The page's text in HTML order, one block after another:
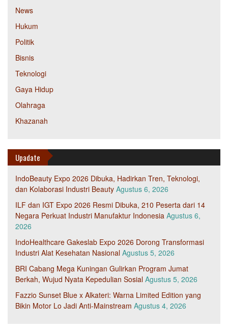
News
Hukum
Politik
Bisnis
Teknologi
Gaya Hidup
Olahraga
Khazanah
Upadate
IndoBeauty Expo 2026 Dibuka, Hadirkan Tren, Teknologi,
dan Kolaborasi Industri Beauty Agustus 6, 2026
ILF dan IGT Expo 2026 Resmi Dibuka, 210 Peserta dari 14
Negara Perkuat Industri Manufaktur Indonesia Agustus 6,
2026
IndoHealthcare Gakeslab Expo 2026 Dorong Transformasi
Industri Alat Kesehatan Nasional Agustus 5, 2026
BRI Cabang Mega Kuningan Gulirkan Program Jumat
Berkah, Wujud Nyata Kepedulian Sosial Agustus 5, 2026
Fazzio Sunset Blue x Alkateri: Warna Limited Edition yang
Bikin Motor Lo Jadi Anti-Mainstream Agustus 4, 2026